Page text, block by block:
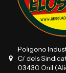
Poligono
C/ dels
03430 Onil